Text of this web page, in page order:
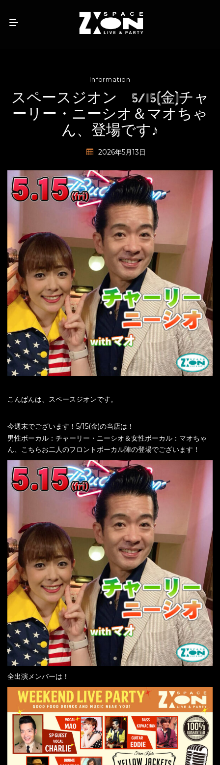
Information
スペースジオン 5/15(金)チャ
ーリー・ニーシオ＆マオちゃ
ん、登場です♪
2026年5月13日
こんばんは、スペースジオンです。
今週末でございます！5/15(金)の当店は！
男性ボーカル：チャーリー・ニーシオ＆女性ボーカル：マオちゃ
ん、こちらお二人のフロントボーカル陣の登場でございます！
全出演メンバーは！